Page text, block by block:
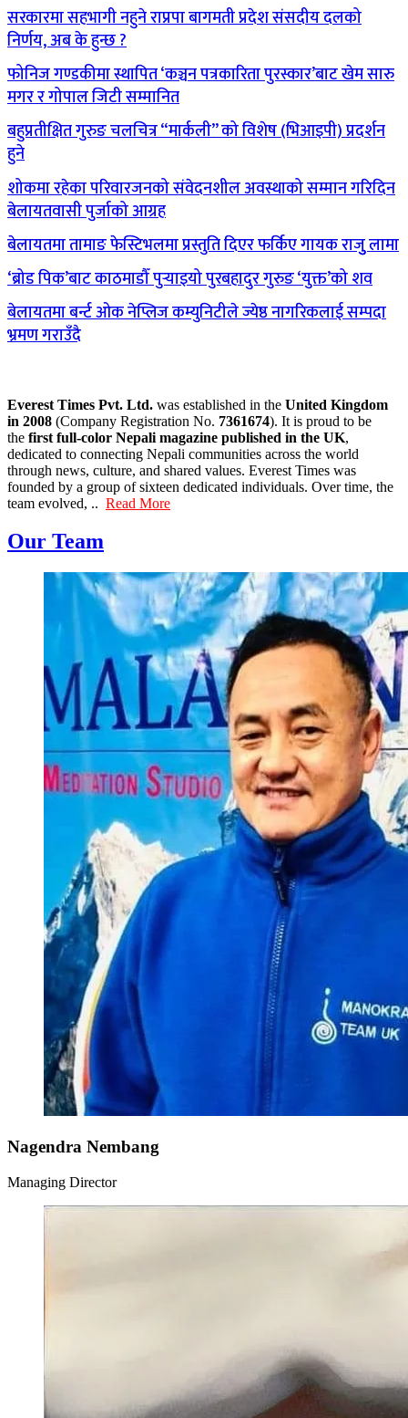
सरकारमा सहभागी नहुने राप्रपा बागमती प्रदेश संसदीय दलको
निर्णय, अब के हुन्छ ?
फोनिज गण्डकीमा स्थापित ‘कञ्चन पत्रकारिता पुरस्कार’बाट खेम सारु
मगर र गोपाल जिटी सम्मानित
बहुप्रतीक्षित गुरुङ चलचित्र “मार्कली” को विशेष (भिआइपी) प्रदर्शन
हुने
शोकमा रहेका परिवारजनको संवेदनशील अवस्थाको सम्मान गरिदिन
बेलायतवासी पुर्जाको आग्रह
बेलायतमा तामाङ फेस्टिभलमा प्रस्तुति दिएर फर्किए गायक राजुु लामा
‘ब्रोड पिक’बाट काठमाडौँ पुर्‍याइयो पुरबहादुर गुरुङ ‘युक्त’को शव
बेलायतमा बर्न्ट ओक नेप्लिज कम्युनिटीले ज्येष्ठ नागरिकलाई सम्पदा
भ्रमण गराउँदै
Everest Times Pvt. Ltd. was established in the United Kingdom
in 2008 (Company Registration No. 7361674). It is proud to be
the first full-color Nepali magazine published in the UK,
dedicated to connecting Nepali communities across the world
through news, culture, and shared values. Everest Times was
founded by a group of sixteen dedicated individuals. Over time, the
team evolved, .. Read More
Our Team
Nagendra Nembang
Managing Director